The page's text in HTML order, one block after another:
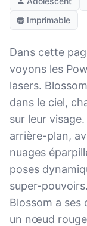
Imprimable
Dans cette
voyons les
lasers.
dans le ciel,
sur leur
arrière-plan,
nuages
poses
super-
Blossom a ses
un nœud